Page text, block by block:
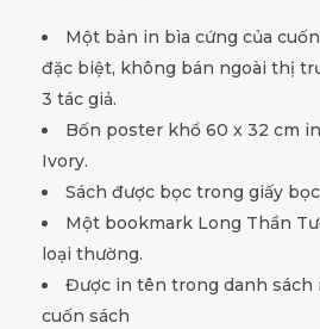
Một bản in bìa cứng của
đặc biệt, không bán ngoài thị
3 tác giả.
Bốn poster khổ 60 x 32 cm
Ivory.
Sách được bọc trong giấy
Một bookmark Long Thần
loại thường.
Được in tên trong danh sách
cuốn sách